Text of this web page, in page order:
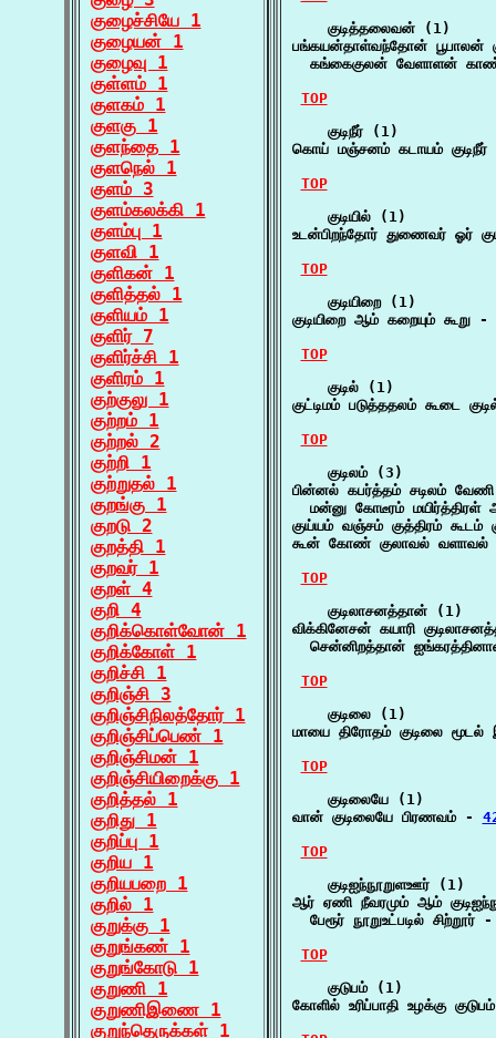
குழைச்சியே 1
குழையன் 1
குழைவு 1
குள்ளம் 1
குளகம் 1
குளகு 1
குளந்தை 1
குளநெல் 1
குளம் 3
குளம்கலக்கி 1
குளம்பு 1
குளவி 1
குளிகன் 1
குளித்தல் 1
குளியம் 1
குளிர் 7
குளிர்ச்சி 1
குளிரம் 1
குற்குலு 1
குற்றம் 1
குற்றல் 2
குற்றி 1
குற்றுதல் 1
குறங்கு 1
குறடு 2
குறத்தி 1
குறவர் 1
குறள் 4
குறி 4
குறிக்கொள்வோன் 1
குறிக்கோள் 1
குறிச்சி 1
குறிஞ்சி 3
குறிஞ்சிநிலத்தோர் 1
குறிஞ்சிப்பெண் 1
குறிஞ்சிமன் 1
குறிஞ்சியிறைக்கு 1
குறித்தல் 1
குறிது 1
குறிப்பு 1
குறிய 1
குறியபறை 1
குறில் 1
குறுக்கு 1
குறுங்கண் 1
குறுங்கோடு 1
குறுணி 1
குறுணிஇணை 1
குறுந்தெருக்கள் 1
    குடித்தலைவன் (1)
பங்கயன்தாள்வந்தோன் பூபாலன்
கங்கைகுலன் வேளாளன்
TOP
    குடிநீர் (1)
கொய் மஞ்சனம் கடாயம் குடிநீர்
TOP
    குடியில் (1)
உடன்பிறந்தோர் துணைவர் ஓர்
TOP
    குடியிறை (1)
குடியிறை ஆம் கறையும் கூறு -
TOP
    குடில் (1)
குட்டிமம் படுத்ததலம் கூடை
TOP
    குடிலம் (3)
பின்னல் கபர்த்தம் சடிலம் வேணி
மன்னு கோடீரம் மயிர்த்திரள்
குய்யம் வஞ்சம் குத்திரம்
கூன் கோண் குலாவல் வளாவல்
TOP
    குடிலாசனத்தான் (1)
விக்கினேசன் கயாரி
சென்னிறத்தான்
TOP
    குடிலை (1)
மாயை திரோதம் குடிலை
TOP
    குடிலையே (1)
வான் குடிலையே பிரணவம் -
TOP
    குடிஐந்நூறுளஊர் (1)
ஆர் ஏணி நீவரமும் ஆம்
பேரூர் நூறுஉட்படில் சிற்றூர்
TOP
    குடுபம் (1)
கோளில் உரிப்பாதி உழக்கு